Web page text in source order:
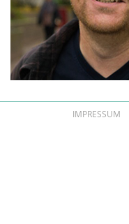
IMPRESSUM